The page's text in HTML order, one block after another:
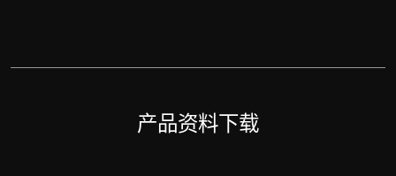
产品资料下载